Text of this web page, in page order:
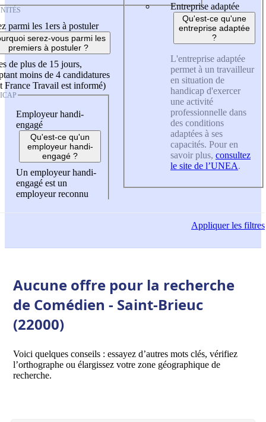
parmi les 1ers à postuler
serez-vous parmi les
premiers à postuler ?
de plus de 15 jours,
moins de 4 candidatures
France Travail est informé)
Employeur handi-
engagé
Qu'est-ce qu'un
employeur handi-
engagé ?
Un employeur handi-
engagé est un
employeur reconnu
Entreprise adaptée
Qu'est-ce qu'une
entreprise adaptée
?
L'entreprise adaptée
permet à un travailleur
en situation de
handicap d'exercer
une activité
professionnelle dans
des conditions
adaptées à ses
capacités. Pour en
savoir plus, consultez
le site de l’UNEA.
Appliquerles filtres
Aucune offre pour la recherche
de Comédien - Saint-Brieuc
(22000)
Voici quelques conseils : essayez d’autres mots clés, vérifiez
l’orthographe ou élargissez votre zone géographique de
recherche.